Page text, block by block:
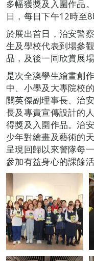
多幅獲獎及入圍作品
日，每日下午12時至8
於展出首日，治安警
生及學校代表到場參
品，及後一同欣賞展
是次全澳學生繪畫創
中、小學及大專院校
關英傑副理事長、治
長及專責宣傳設計的
得獎及入圍作品。治
少年對繪畫及藝術的
呈現回歸以來警隊每
參加有益身心的課餘活